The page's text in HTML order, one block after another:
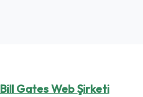
Bill Gates Web Şirketi